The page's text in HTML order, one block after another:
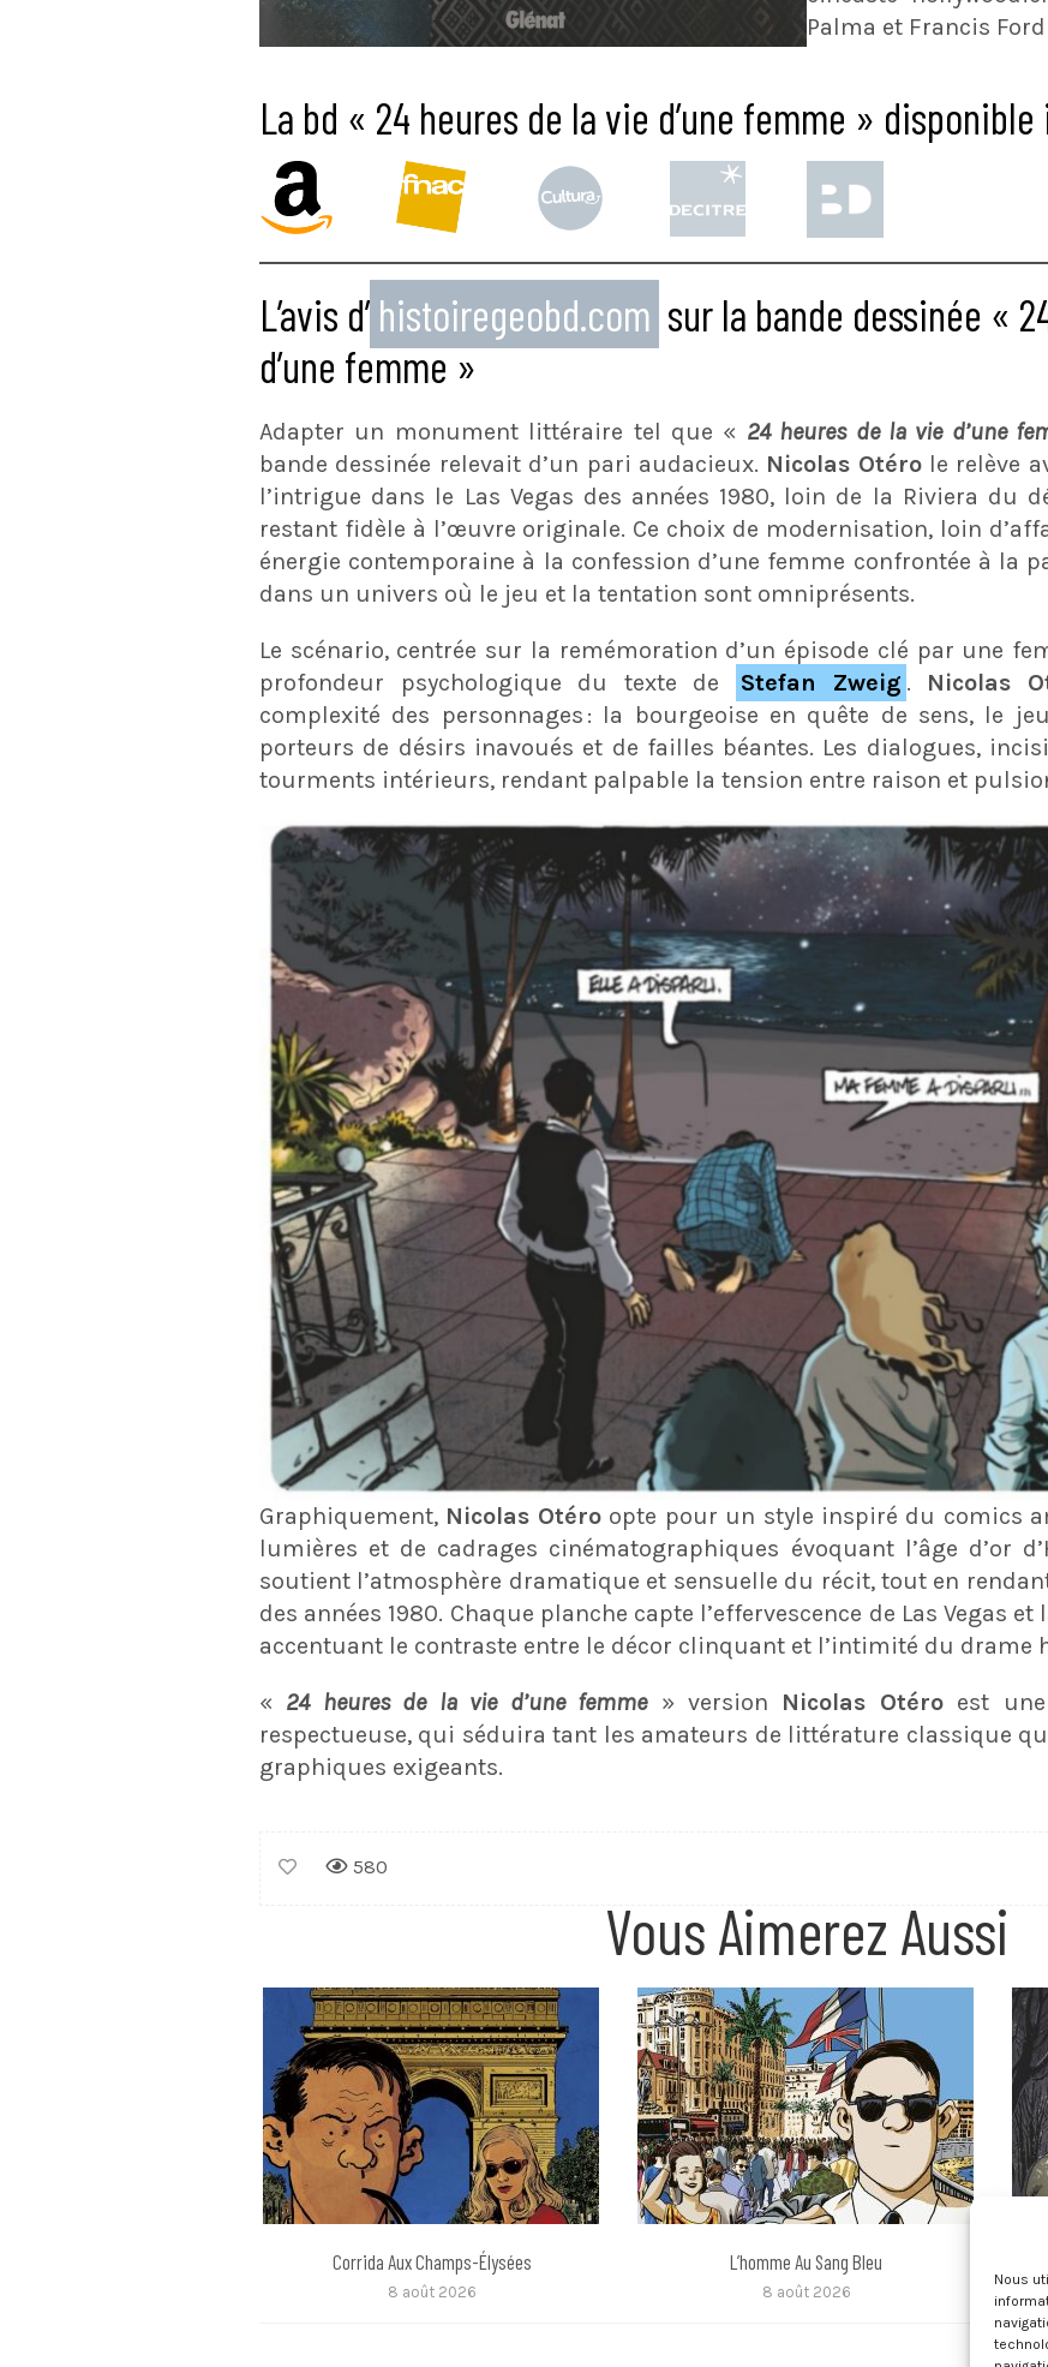
Nous
Palma et Francis
La bd « 24 heures de la vie d’une femme »
L’avis d’ histoiregeobd.com sur la bande dessinée «
d’une femme »
Adapter un monument littéraire tel que « 24 heures de la vie d’une
bande dessinée relevait d’un pari audacieux. Nicolas Otérole relève
l’intrigue dans le Las Vegas des années 1980, loin de la Riviera du
restant fidèle à l’œuvre originale. Ce choix de modernisation, loin
énergie contemporaine à la confession d’une femme confrontée à la
dans un univers où le jeu et la tentation sont omniprésents.
Le scénario, centrée sur la remémoration d’un épisode clé par une
profondeur psychologique du texte de
Stefan Zweig . Nicolas
complexité des personnages : la bourgeoise en quête de sens, le
porteurs de désirs inavoués et de failles béantes. Les dialogues,
tourments intérieurs, rendant palpable la tension entre raison et
Graphiquement, Nicolas Otéroopte pour un style inspiré du comics
lumières et de cadrages cinématographiques évoquant l’âge d’or
soutient l’atmosphère dramatique et sensuelle du récit, tout en
des années 1980. Chaque planche capte l’effervescence de Las Vegas
accentuant le contraste entre le décor clinquant et l’intimité du drame
« 24 heures de la vie d’une femme» version Nicolas Otéroest une
respectueuse, qui séduira tant les amateurs de littérature classique
graphiques exigeants.
580
Vous Aimerez Aussi
Corrida Aux Champs-Élysées
8 août 2026
L’homme Au Sang Bleu
8 août 2026